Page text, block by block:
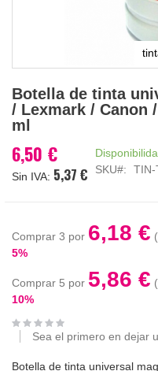
al
comienzo
de
galería
de
Botella de tinta
/ Lexmark / Canon
ml
6,50 €
5,37 €
SKU
TIN-
Comprar 3 por 6,18 €
5%
Comprar 5 por 5,86 €
10%
Sea el primero en dejar
Botella de tinta universal